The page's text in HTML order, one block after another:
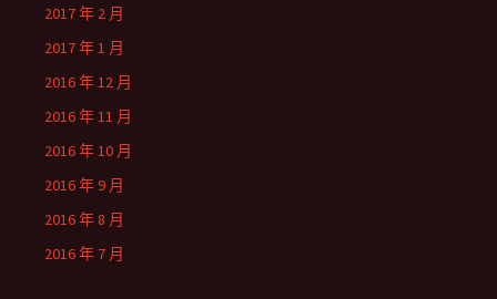
2017 年 2 月
2017 年 1 月
2016 年 12 月
2016 年 11 月
2016 年 10 月
2016 年 9 月
2016 年 8 月
2016 年 7 月